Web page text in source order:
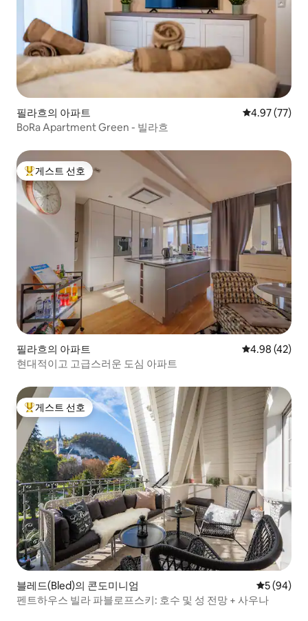
필라흐의 아파트 평점 4.97점(5
4.97 (77)
BoRa Apartment Green - 빌라흐
상위 게스트 선호
게스트 선호
필라흐의 아파트 평점 4.98점(5
4.98 (42)
현대적이고 고급스러운 도심 아파트
상위 게스트 선호
게스트 선호
블레드(Bled)의 콘도미니엄 평점 5점(5
5 (94)
펜트하우스 빌라 파블로프스키: 호수 및 성 전망 + 사우나